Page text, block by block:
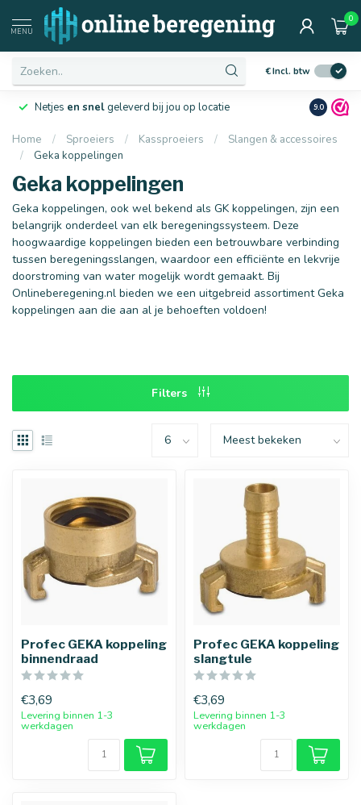
MENU
0
€Incl. btw
Netjes en snelgeleverd bij jou op locatie Ruim10
9.0
Home / Sproeiers / Kassproeiers /
Slangen & accessoires
/
Geka koppelingen
Geka koppelingen
Geka koppelingen, ook wel bekend als GK koppelingen, zijn een
belangrijk onderdeel van elk beregeningssysteem. Deze
hoogwaardige koppelingen bieden een betrouwbare verbinding
tussen beregeningsslangen, waardoor een efficiënte en lekvrije
doorstroming van water mogelijk wordt gemaakt. Bij
Onlineberegening.nl bieden we een uitgebreid assortiment Geka
koppelingen aan die aan al je behoeften voldoen!
Filters
Profec GEKA koppeling
binnendraad
€3,69
Levering binnen 1-3
werkdagen
Profec GEKA koppeling
slangtule
€3,69
Levering binnen 1-3
werkdagen
Afmetingen
16 mm